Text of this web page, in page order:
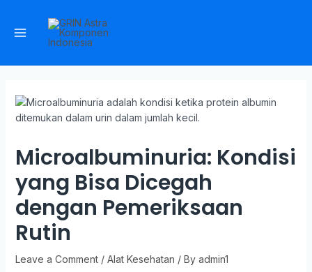
Microalbuminuria: Kondisi
yang Bisa Dicegah
dengan Pemeriksaan
Rutin
Leave a Comment / Alat Kesehatan / By admin1